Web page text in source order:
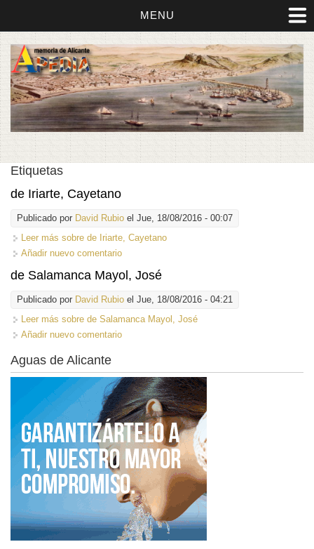
MENU
Etiquetas
de Iriarte, Cayetano
Publicado por David Rubio el Jue, 18/08/2016 - 00:07
Leer más sobre de Iriarte, Cayetano
Añadir nuevo comentario
de Salamanca Mayol, José
Publicado por David Rubio el Jue, 18/08/2016 - 04:21
Leer más sobre de Salamanca Mayol, José
Añadir nuevo comentario
Aguas de Alicante